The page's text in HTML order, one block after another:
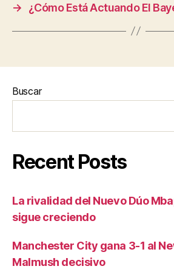
→
¿Cómo Está Actuando El
Buscar
Recent Posts
La rivalidad del Nuevo Dúo
sigue creciendo
Manchester City gana 3-1 al
Malmush decisivo